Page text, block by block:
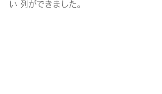
い 列ができました。